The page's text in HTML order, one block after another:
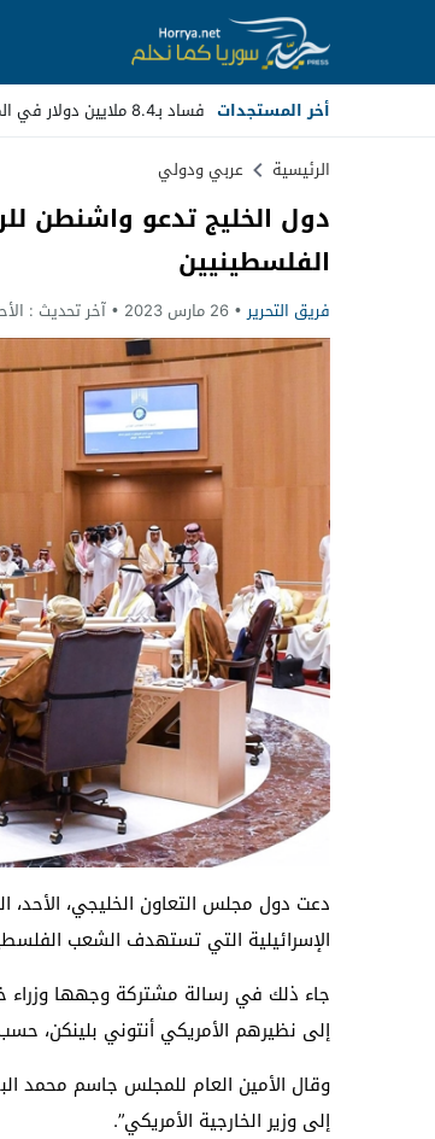
أخر المستجدات فساد بـ8.4 ملايين دولار في المصرف العقاري.. مسؤولون سابقون أمام _
Stop
Previous
Next
الرئيسية عربي ودولي
دول الخليج تدعو واشنطن
الفلسطينيين
فريق التحرير 26 مارس 2023 آخر تحديث : الأحد, 26 مارس,
دعت دول مجلس التعاون الخليجي، الأحد،
الإسرائيلية التي تستهدف الشعب
جاء ذلك في رسالة مشتركة وجهها وزراء
إلى نظيرهم الأمريكي أنتوني بلينكن،
وقال الأمين العام للمجلس جاسم محمد
إلى وزير الخارجية الأمريكي”.